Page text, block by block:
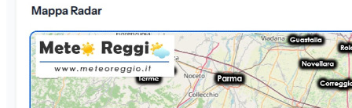
vicina cella temporalesca in risalita da Pavullo nel
posizionato tra Roteglia e Castellarano, al confine con il settore
ceramico modenese.Caratteristiche dei fenomeni: sebbene
l&#039;attività elettrica risulti in progressivo e paulatino calo (tuoni
sempre meno frequenti), è in atto un forte acquazzone
accompagnato da una sensibile riduzione della visibilità.🌡️ Il Quadro